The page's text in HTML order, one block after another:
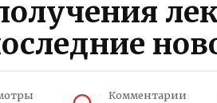
Комментарии